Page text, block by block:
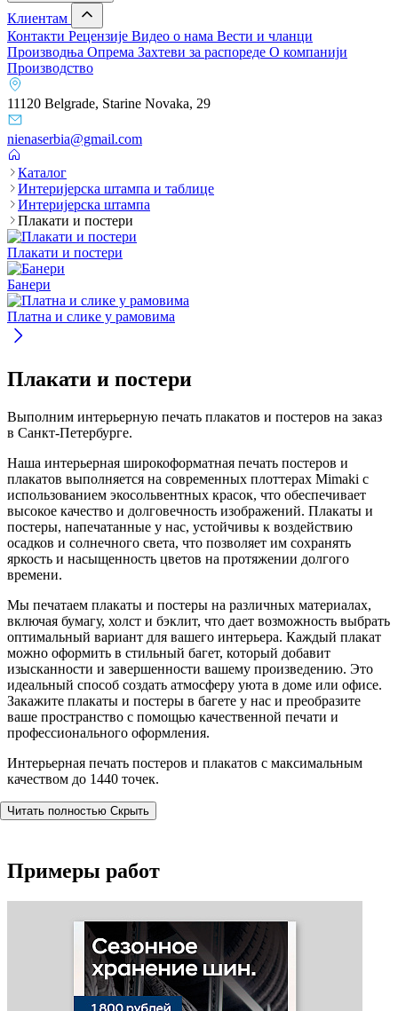
Клиентам
Контакти Рецензије Видео о нама Вести и чланци
Производња Опрема Захтеви за распореде О компанији
Производство
11120 Belgrade, Starine Novaka, 29
nienaserbia@gmail.com
Каталог
Интеријерска штампа и таблице
Интеријерска штампа
Плакати и постери
Плакати и постери
Банери
Платна и слике у рамовима
Плакати и постери
Выполним интерьерную печать плакатов и постеров на заказ
в Санкт-Петербурге.
Наша интерьерная широкоформатная печать постеров и
плакатов выполняется на современных плоттерах Mimaki с
использованием экосольвентных красок, что обеспечивает
высокое качество и долговечность изображений. Плакаты и
постеры, напечатанные у нас, устойчивы к воздействию
осадков и солнечного света, что позволяет им сохранять
яркость и насыщенность цветов на протяжении долгого
времени.
Мы печатаем плакаты и постеры на различных материалах,
включая бумагу, холст и бэклит, что дает возможность выбрать
оптимальный вариант для вашего интерьера. Каждый плакат
можно оформить в стильный багет, который добавит
изысканности и завершенности вашему произведению. Это
идеальный способ создать атмосферу уюта в доме или офисе.
Закажите плакаты и постеры в багете у нас и преобразите
ваше пространство с помощью качественной печати и
профессионального оформления.
Интерьерная печать постеров и плакатов с максимальным
качеством до 1440 точек.
Читать полностью Скрыть
Примеры работ